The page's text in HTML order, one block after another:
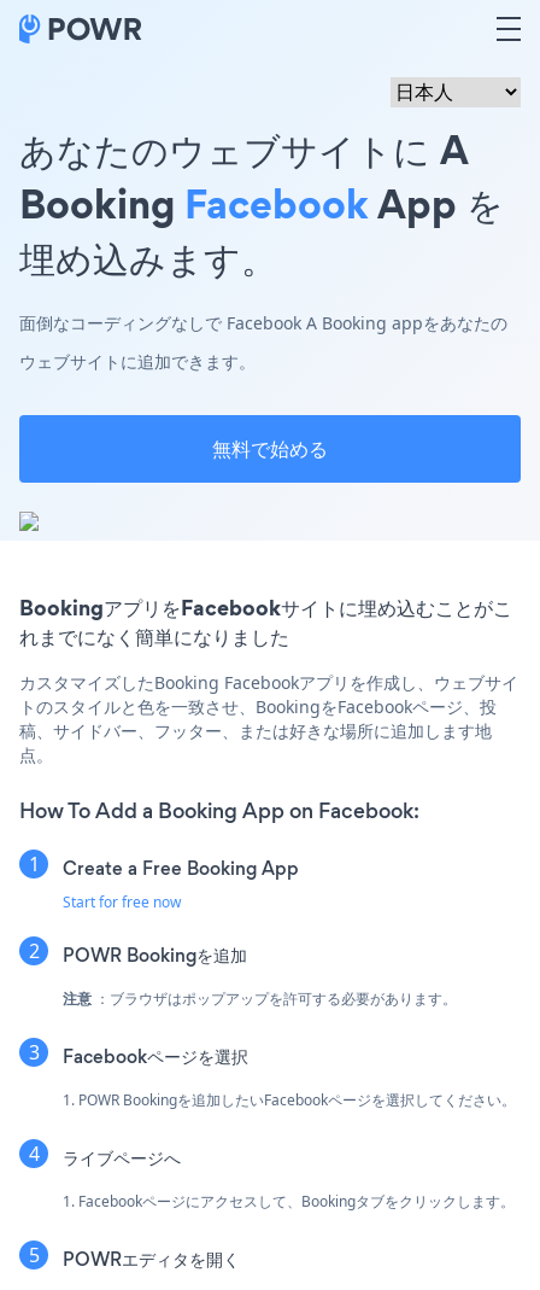
あなたのウェブサイトに A
Booking FacebookApp を
埋め込みます。
面倒なコーディングなしで Facebook A Booking appをあなたの
ウェブサイトに追加できます。
無料で始める
BookingアプリをFacebookサイトに埋め込むことがこ
れまでになく簡単になりました
カスタマイズしたBooking Facebookアプリを作成し、ウェブサイ
トのスタイルと色を一致させ、BookingをFacebookページ、投
稿、サイドバー、フッター、または好きな場所に追加します地
点。
How To Add a Booking App on Facebook:
Create a Free Booking App
Start for free now
POWR Bookingを追加
注意 ：ブラウザはポップアップを許可する必要があります。
Facebookページを選択
1. POWR Bookingを追加したいFacebookページを選択してください。
ライブページへ
1. Facebookページにアクセスして、Bookingタブをクリックします。
POWRエディタを開く